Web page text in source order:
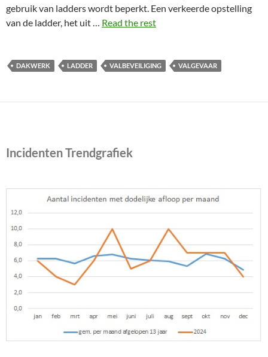
gebruik van ladders wordt beperkt. Een verkeerde opstelling
van de ladder, het uit … Read the rest
DAKWERK LADDER VALBEVEILIGING VALGEVAAR
Incidenten Trendgrafiek